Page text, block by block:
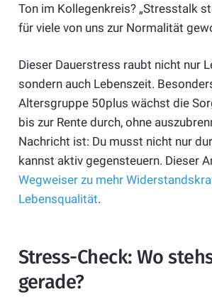
Ton im Kollegenkreis? „Stresstalk
für viele von uns zur Normalität
Dieser Dauerstress raubt nicht nur
sondern auch Lebenszeit.
Altersgruppe 50plus wächst die
bis zur Rente durch, ohne
Nachricht ist: Du musst nicht nur
kannst aktiv gegensteuern. Dieser
Wegweiser zu mehr
Lebensqualität.
Stress-Check: Wo
gerade?